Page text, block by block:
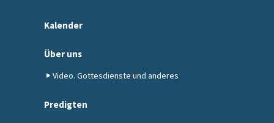
Kalender
Über uns
Video. Gottesdienste und anderes
Predigten